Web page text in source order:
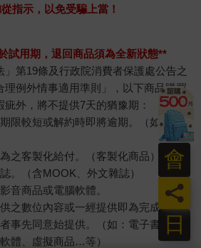
指示，以免受騙上當！
試用期，退回商品須為全新狀態**
」第19條及行政院消費者保護處公告之
理例外情事適用準則」，以下商品購買
外，將不提供7天的猶豫期：
限較短或解約時即將逾期。（如：生
之客製化給付。（客製化商品）
。（含MOOK、外文雜誌）
音商品或電腦軟體。
之數位內容或一經提供即為完成之線
者事先同意始提供。（如：電子書、電
體、虛擬商品…等）
日
員
會